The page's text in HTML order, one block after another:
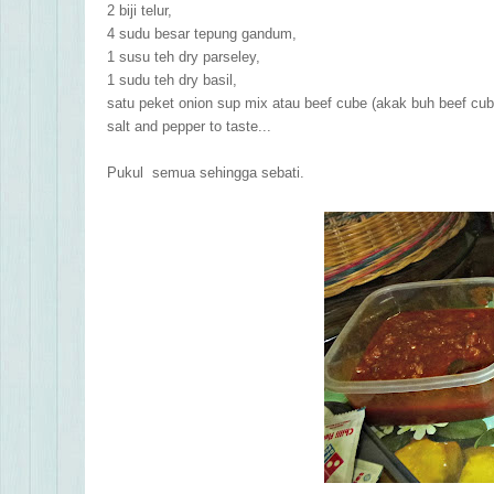
2 biji telur,
4 sudu besar tepung gandum,
1 susu teh dry parseley,
1 sudu teh dry basil,
satu peket onion sup mix atau beef cube (akak buh beef
salt and pepper to taste...
Pukul semua sehingga sebati.